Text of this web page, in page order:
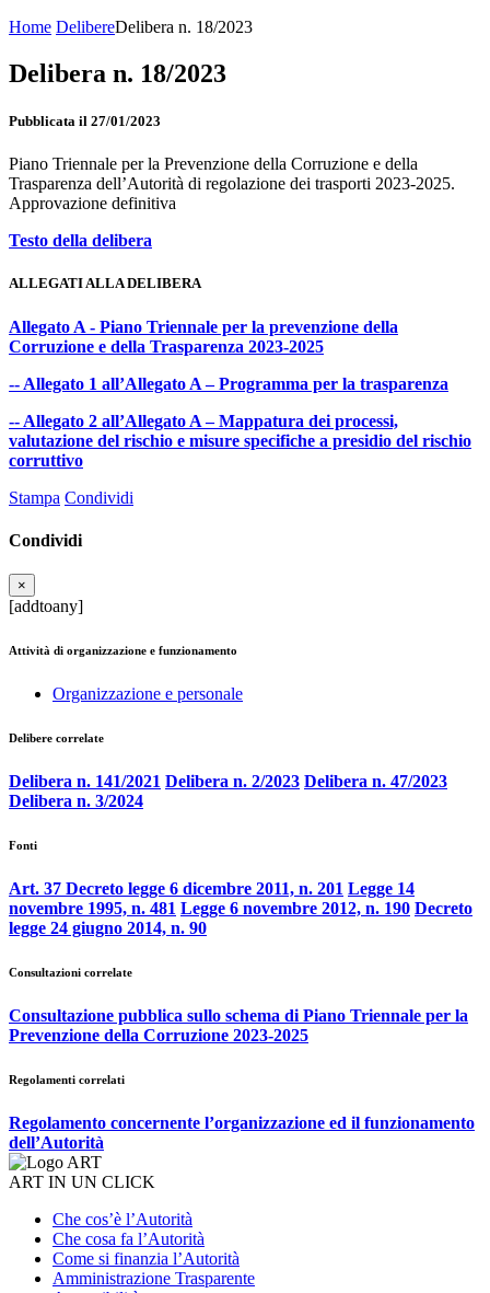
Home DelibereDelibera n. 18/2023
Delibera n. 18/2023
Pubblicata il 27/01/2023
Piano Triennale per la Prevenzione della Corruzione e della
Trasparenza dell’Autorità di regolazione dei trasporti 2023-2025.
Approvazione definitiva
Testo della delibera
ALLEGATI ALLA DELIBERA
Allegato A - Piano Triennale per la prevenzione della
Corruzione e della Trasparenza 2023-2025
-- Allegato 1 all’Allegato A – Programma per la trasparenza
-- Allegato 2 all’Allegato A – Mappatura dei processi,
valutazione del rischio e misure specifiche a presidio del rischio
corruttivo
Stampa Condividi
Condividi
×
[addtoany]
Attività di organizzazione e funzionamento
Organizzazione e personale
Delibere correlate
Delibera n. 141/2021 Delibera n. 2/2023 Delibera n. 47/2023
Delibera n. 3/2024
Fonti
Art. 37 Decreto legge 6 dicembre 2011, n. 201 Legge 14
novembre 1995, n. 481 Legge 6 novembre 2012, n. 190 Decreto
legge 24 giugno 2014, n. 90
Consultazioni correlate
Consultazione pubblica sullo schema di Piano Triennale per la
Prevenzione della Corruzione 2023-2025
Regolamenti correlati
Regolamento concernente l’organizzazione ed il funzionamento
dell’Autorità
ART IN UN CLICK
Che cos’è l’Autorità
Che cosa fa l’Autorità
Come si finanzia l’Autorità
Amministrazione Trasparente